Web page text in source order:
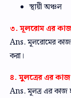
স্থায়ী অঞ্চল
৩. মূলরোম এর
Ans. মূলরোমের কাজ
করা।
৪. মুলত্রের এর
Ans. মূলত্র এর কাজ